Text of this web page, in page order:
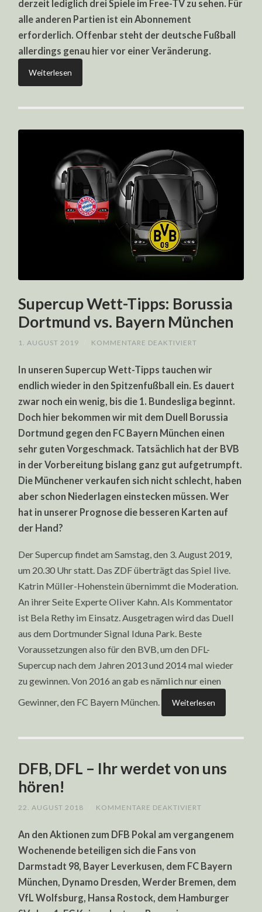
derzeit lediglich drei Spiele im Free-TV zu sehen. Für
alle anderen Partien ist ein Abonnement
erforderlich. Offenbar steht der deutsche Fußball
allerdings genau hier vor einer Veränderung.
Weiterlesen
Supercup Wett-Tipps: Borussia
Dortmund vs. Bayern München
1. AUGUST 2019 KOMMENTARE DEAKTIVIERT
TIPPS:
DORTMUND
BAYERN
MÜNCHEN
In unseren Supercup Wett-Tipps tauchen wir
endlich wieder in den Spitzenfußball ein. Es dauert
zwar noch ein wenig, bis die 1. Bundesliga beginnt.
Doch hier bekommen wir mit dem Duell Borussia
Dortmund gegen den FC Bayern München einen
sehr guten Vorgeschmack. Tatsächlich hat der BVB
in der Vorbereitung bislang ganz gut aufgetrumpft.
Die Münchener verkaufen sich nicht schlecht, haben
aber schon Niederlagen einstecken müssen. Wer
hat in unserer Prognose die besseren Karten auf
der Hand?
Der Supercup findet am Samstag, den 3. August 2019,
um 20.30 Uhr statt. Das ZDF überträgt das Spiel live.
Katrin Müller-Hohenstein übernimmt die Moderation.
An ihrer Seite Experte Oliver Kahn. Als Kommentator
ist Bela Rethy im Einsatz. Ausgetragen wird das Duell
aus dem Dortmunder Signal Iduna Park. Beste
Voraussetzungen also für den BVB, um den DFL-
Supercup nach dem Jahren 2013 und 2014 mal wieder
zu gewinnen. Von 2016 an gab es nämlich nur einen
Gewinner, den FC Bayern München.
Weiterlesen
DFB, DFL – Ihr werdet von uns
hören!
22. AUGUST 2018 KOMMENTARE DEAKTIVIERT
–
IHR
UNS
HÖREN!
An den Aktionen zum DFB Pokal am vergangenem
Wochenende beteiligen sich die Fans von
Darmstadt 98, Bayer Leverkusen, dem FC Bayern
München, Dynamo Dresden, Werder Bremen, dem
VfL Wolfsburg, Hansa Rostock, dem Hamburger